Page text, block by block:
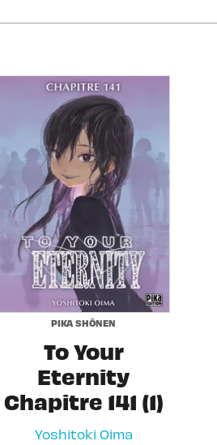
PIKA SHÔNEN
To Your
Eternity
Chapitre 141 (1)
Yoshitoki Oima